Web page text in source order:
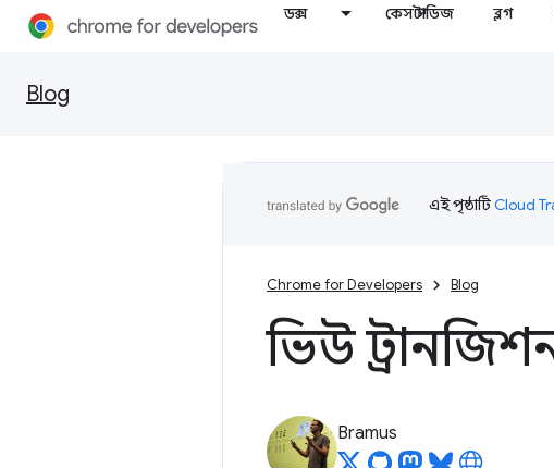
ডক্স কেস স্টাডিজ ব্লগ
Blog
এই পৃষ্ঠাটিCloud
Chrome for Developers Blog
ভিউ
Bramus